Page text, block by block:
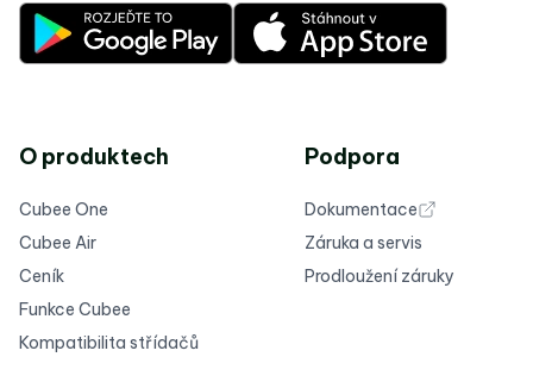
O produktech
Cubee One
Cubee Air
Ceník
Funkce Cubee
Kompatibilita střídačů
Podpora
Dokumentace
Záruka a servis
Prodloužení záruky